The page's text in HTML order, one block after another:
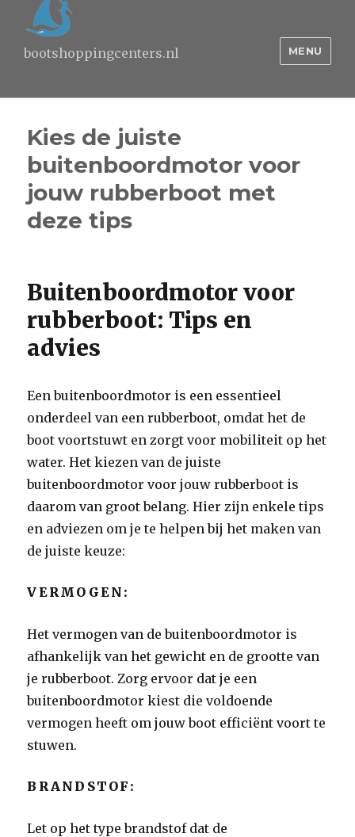
bootshoppingcenters.nl MENU
Kies de juiste
buitenboordmotor voor
jouw rubberboot met
deze tips
Buitenboordmotor voor
rubberboot: Tips en
advies
Een buitenboordmotor is een essentieel
onderdeel van een rubberboot, omdat het de
boot voortstuwt en zorgt voor mobiliteit op het
water. Het kiezen van de juiste
buitenboordmotor voor jouw rubberboot is
daarom van groot belang. Hier zijn enkele tips
en adviezen om je te helpen bij het maken van
de juiste keuze:
VERMOGEN:
Het vermogen van de buitenboordmotor is
afhankelijk van het gewicht en de grootte van
je rubberboot. Zorg ervoor dat je een
buitenboordmotor kiest die voldoende
vermogen heeft om jouw boot efficiënt voort te
stuwen.
BRANDSTOF:
Let op het type brandstof dat de